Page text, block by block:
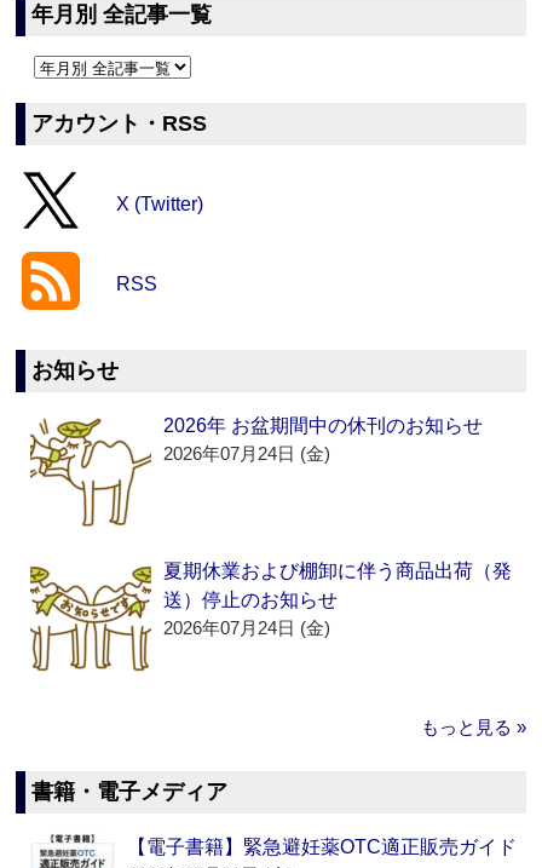
年月別 全記事一覧
アカウント・RSS
X (Twitter)
RSS
お知らせ
2026年 お盆期間中の休刊のお知らせ
2026年07月24日 (金)
夏期休業および棚卸に伴う商品出荷（発
送）停止のお知らせ
2026年07月24日 (金)
もっと見る »
書籍・電子メディア
【電子書籍】緊急避妊薬OTC適正販売ガイド